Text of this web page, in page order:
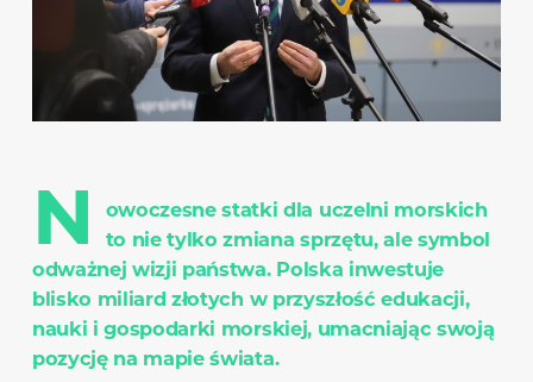
N
owoczesne statki dla uczelni morskich
to nie tylko zmiana sprzętu, ale symbol
odważnej wizji państwa. Polska inwestuje
blisko miliard złotych w przyszłość edukacji,
nauki i gospodarki morskiej, umacniając swoją
pozycję na mapie świata.